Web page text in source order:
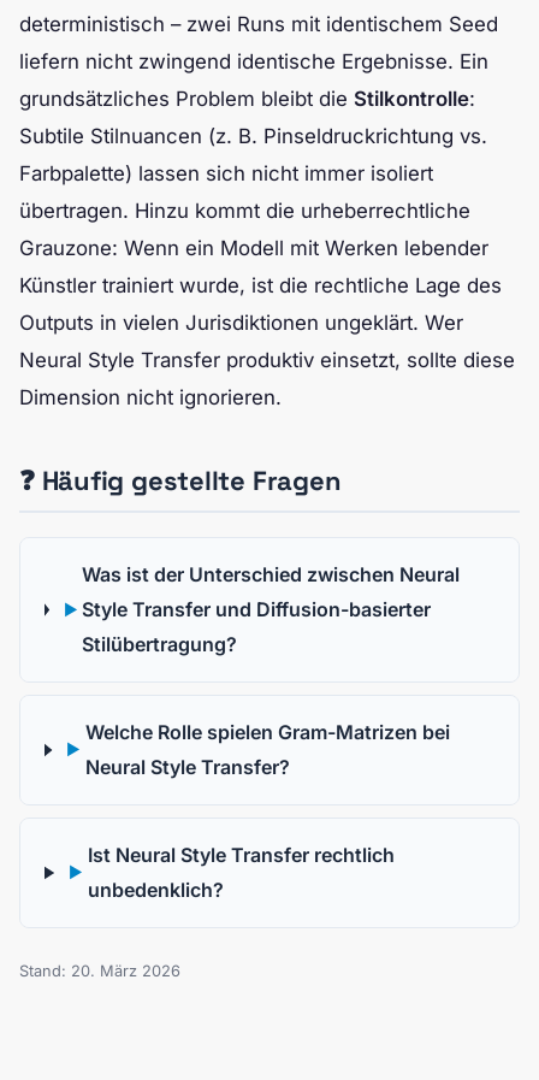
deterministisch – zwei Runs mit identischem Seed
liefern nicht zwingend identische Ergebnisse. Ein
grundsätzliches Problem bleibt die Stilkontrolle:
Subtile Stilnuancen (z. B. Pinseldruckrichtung vs.
Farbpalette) lassen sich nicht immer isoliert
übertragen. Hinzu kommt die urheberrechtliche
Grauzone: Wenn ein Modell mit Werken lebender
Künstler trainiert wurde, ist die rechtliche Lage des
Outputs in vielen Jurisdiktionen ungeklärt. Wer
Neural Style Transfer produktiv einsetzt, sollte diese
Dimension nicht ignorieren.
❓ Häufig gestellte Fragen
▶
Was ist der Unterschied zwischen Neural
Style Transfer und Diffusion-basierter
Stilübertragung?
▶
Welche Rolle spielen Gram-Matrizen bei
Neural Style Transfer?
▶
Ist Neural Style Transfer rechtlich
unbedenklich?
Stand: 20. März 2026